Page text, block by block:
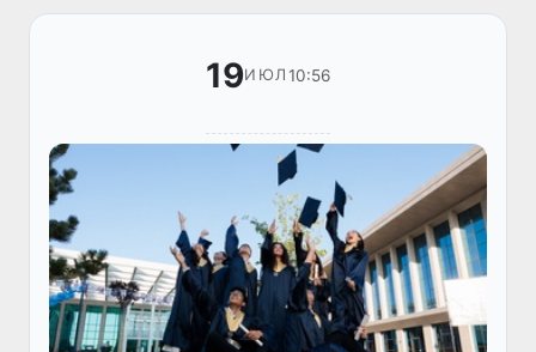
19ИЮЛ 10:56